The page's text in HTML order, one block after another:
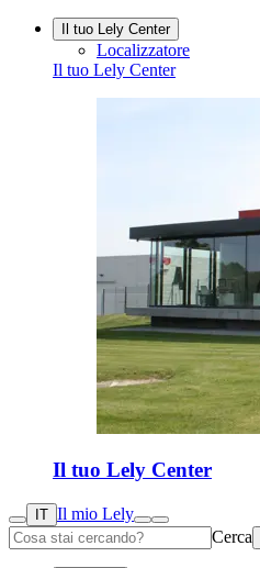
Il tuo Lely Center
Localizzatore
Il tuo Lely Center
Il tuo Lely Center
IT Il mio Lely
Cerca